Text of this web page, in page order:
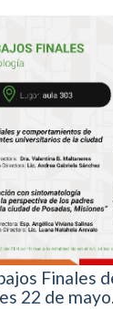
Finales
22 de